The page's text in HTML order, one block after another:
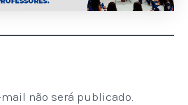
não será publicado.